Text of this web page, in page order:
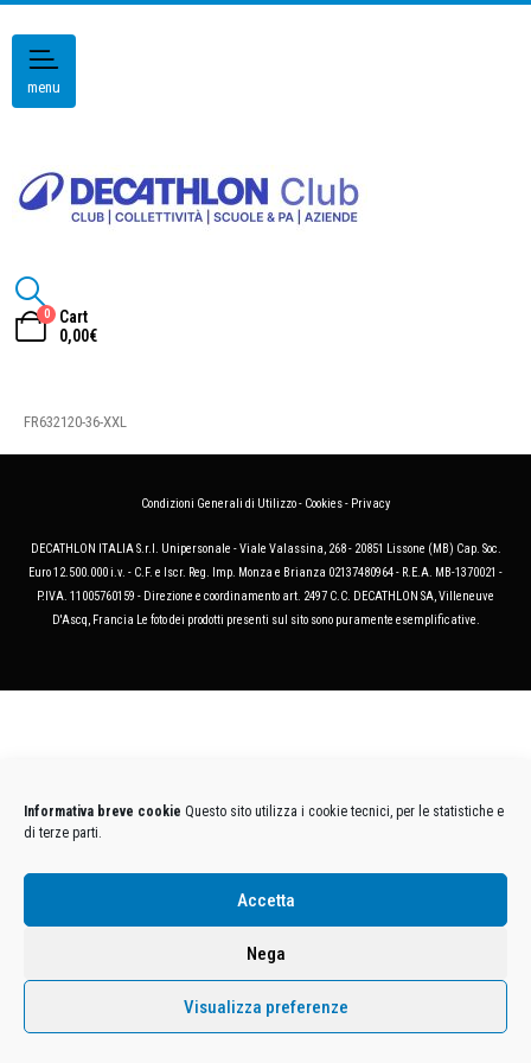
Informativa breve cookie Questo sito utilizza i cookie tecnici, per le statistiche e
di terze parti.
Accetta
Nega
Visualizza preferenze
menu
0
Cart
0,00€
FR632120-36-XXL
Condizioni Generali di Utilizzo- Cookies- Privacy
DECATHLON ITALIA S.r.l. Unipersonale - Viale Valassina, 268 - 20851 Lissone (MB) Cap. Soc.
Euro 12.500.000 i.v. - C.F. e Iscr. Reg. Imp. Monza e Brianza 02137480964 - R.E.A. MB-1370021 -
P.IVA. 11005760159 - Direzione e coordinamento art. 2497 C.C. DECATHLON SA, Villeneuve
D'Ascq, Francia Le foto dei prodotti presenti sul sito sono puramente esemplificative.